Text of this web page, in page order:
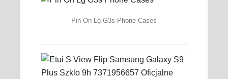
Pin On Lg G3s Phone Cases